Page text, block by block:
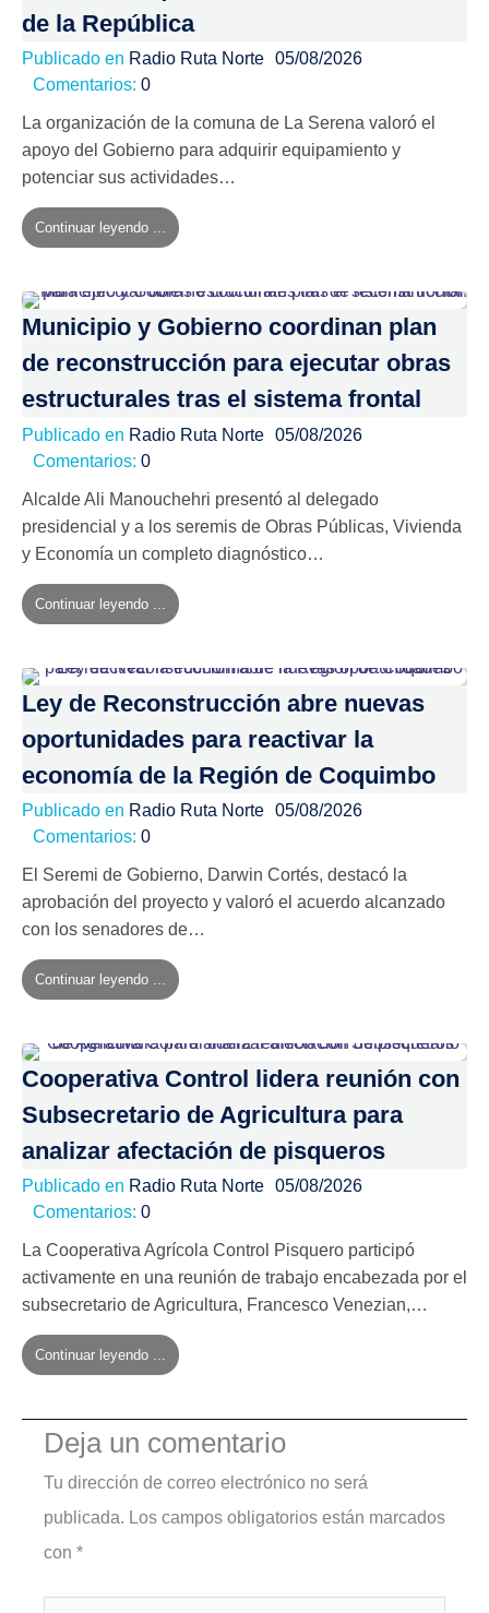
de la República
Publicado en Radio Ruta Norte 05/08/2026
Comentarios: 0
La organización de la comuna de La Serena valoró el
apoyo del Gobierno para adquirir equipamiento y
potenciar sus actividades…
Continuar leyendo ...
Municipio y Gobierno coordinan plan
de reconstrucción para ejecutar obras
estructurales tras el sistema frontal
Publicado en Radio Ruta Norte 05/08/2026
Comentarios: 0
Alcalde Ali Manouchehri presentó al delegado
presidencial y a los seremis de Obras Públicas, Vivienda
y Economía un completo diagnóstico…
Continuar leyendo ...
Ley de Reconstrucción abre nuevas
oportunidades para reactivar la
economía de la Región de Coquimbo
Publicado en Radio Ruta Norte 05/08/2026
Comentarios: 0
El Seremi de Gobierno, Darwin Cortés, destacó la
aprobación del proyecto y valoró el acuerdo alcanzado
con los senadores de…
Continuar leyendo ...
Cooperativa Control lidera reunión con
Subsecretario de Agricultura para
analizar afectación de pisqueros
Publicado en Radio Ruta Norte 05/08/2026
Comentarios: 0
La Cooperativa Agrícola Control Pisquero participó
activamente en una reunión de trabajo encabezada por el
subsecretario de Agricultura, Francesco Venezian,…
Continuar leyendo ...
Deja un comentario
Tu dirección de correo electrónico no será
publicada. Los campos obligatorios están marcados
con *